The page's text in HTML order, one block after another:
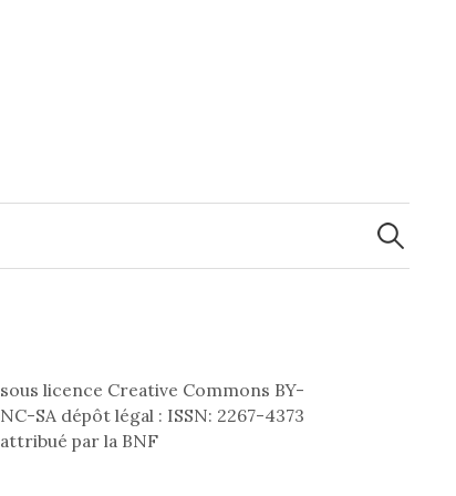
sous licence Creative Commons BY-
NC-SA dépôt légal : ISSN: 2267-4373
attribué par la BNF